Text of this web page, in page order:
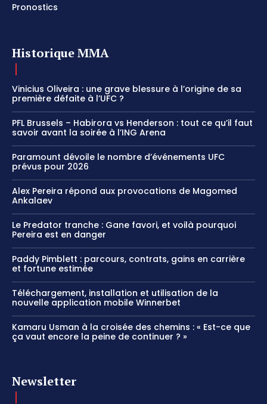
Pronostics
Historique MMA
Vinicius Oliveira : une grave blessure à l’origine de sa
première défaite à l’UFC ?
PFL Brussels – Habirora vs Henderson : tout ce qu’il faut
savoir avant la soirée à l’ING Arena
Paramount dévoile le nombre d’événements UFC
prévus pour 2026
Alex Pereira répond aux provocations de Magomed
Ankalaev
Le Predator tranche : Gane favori, et voilà pourquoi
Pereira est en danger
Paddy Pimblett : parcours, contrats, gains en carrière
et fortune estimée
Téléchargement, installation et utilisation de la
nouvelle application mobile Winnerbet
Kamaru Usman à la croisée des chemins : « Est-ce que
ça vaut encore la peine de continuer ? »
Newsletter